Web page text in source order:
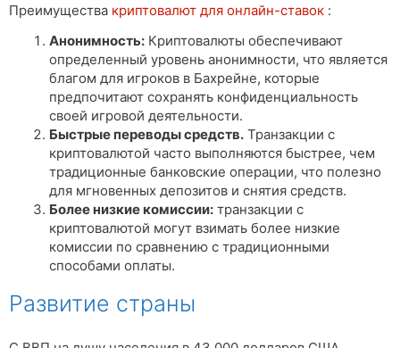
Преимущества криптовалют для онлайн-ставок :
Анонимность: Криптовалюты обеспечивают
определенный уровень анонимности, что является
благом для игроков в Бахрейне, которые
предпочитают сохранять конфиденциальность
своей игровой деятельности.
Быстрые переводы средств. Транзакции с
криптовалютой часто выполняются быстрее, чем
традиционные банковские операции, что полезно
для мгновенных депозитов и снятия средств.
Более низкие комиссии: транзакции с
криптовалютой могут взимать более низкие
комиссии по сравнению с традиционными
способами оплаты.
Развитие страны